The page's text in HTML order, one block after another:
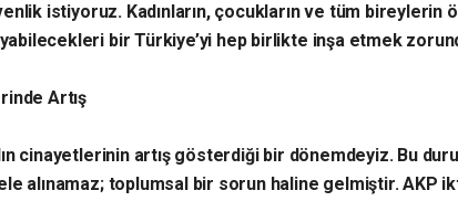
istiyoruz. Kadınların, çocukların ve tüm bireylerin
bir Türkiye’yi hep birlikte inşa etmek
Artış
cinayetlerinin artış gösterdiği bir dönemdeyiz. Bu
alınamaz; toplumsal bir sorun haline gelmiştir. AKP